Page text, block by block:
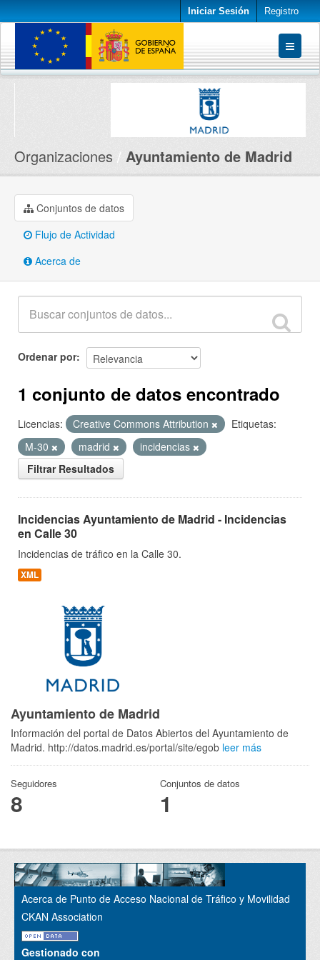
Iniciar Sesión Registro
Conjuntos de datos
Organizaciones Ayuntamiento de Madrid
Conjuntos de datos
Flujo de Actividad
Acerca de
Ordenar por
1 conjunto de datos encontrado
Licencias: Creative Commons Attribution
Etiquetas:
M-30
madrid
incidencias
Filtrar Resultados
Incidencias Ayuntamiento de Madrid - Incidencias
en Calle 30
Incidencias de tráfico en la Calle 30.
XML
Ayuntamiento de Madrid
Información del portal de Datos Abiertos del Ayuntamiento de
Madrid. http://datos.madrid.es/portal/site/egob leer más
Seguidores
8
Conjuntos de datos
1
Acerca de Punto de Acceso Nacional de Tráfico y Movilidad
CKAN Association
Gestionado con